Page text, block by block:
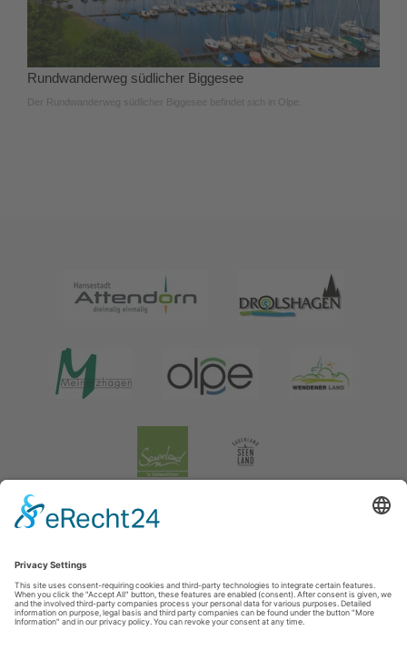
Rundwanderweg südlicher Biggesee
Der Rundwanderweg südlicher Biggesee befindet sich in Olpe.
Legal information|data protection|Social media data protection